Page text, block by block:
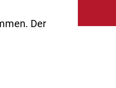
Der